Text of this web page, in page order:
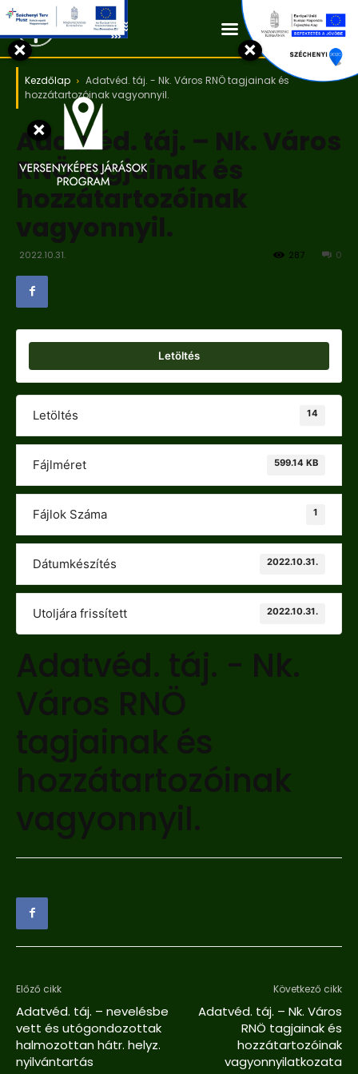
Kapcsolat
Kezdőlap
Adatvéd. táj. - Nk. Város RNÖ tagjainak és
hozzátartozóinak vagyonnyil.
Adatvéd. táj. – Nk. Város
RNÖ tagjainak és
hozzátartozóinak
vagyonnyil.
2022.10.31. 0
287
Letöltés
Letöltés 14
Fájlméret 599.14 KB
Fájlok Száma 1
Dátumkészítés 2022.10.31.
Utoljára frissített 2022.10.31.
Adatvéd. táj. - Nk.
Város RNÖ
tagjainak és
hozzátartozóinak
vagyonnyil.
Előző cikk
Adatvéd. táj. – nevelésbe
vett és utógondozottak
halmozottan hátr. helyz.
nyilvántartás
Következő cikk
Adatvéd. táj. – Nk. Város
RNÖ tagjainak és
hozzátartozóinak
vagyonnyilatkozata
×
×
×